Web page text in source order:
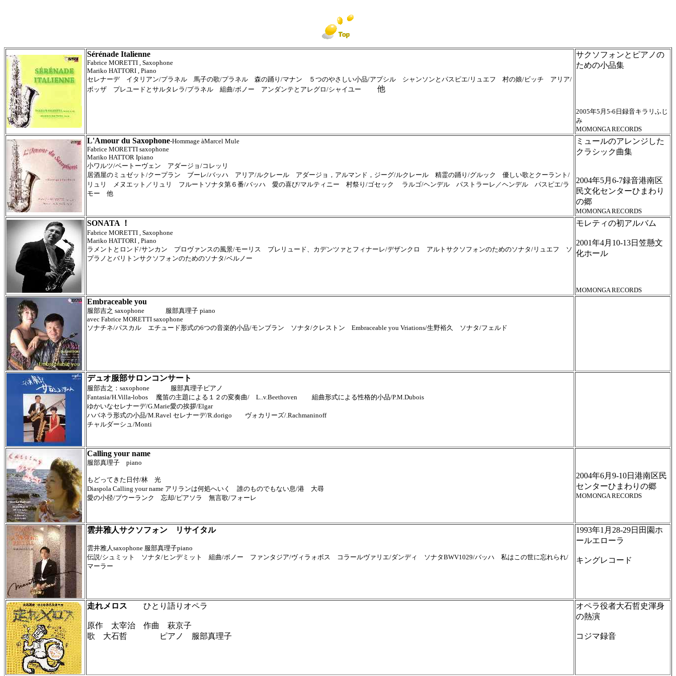
Sérénade Italienne
Fabrice MORETTI , Saxophone
Mariko HATTORI , Piano
セレナーデ イタリアン/プラネル 馬子の歌/プラネル 森の踊り/マナン ５つのやさしい小品/アプシル シャンソンとパスピエ/リュエフ 村の娘/ビッチ アリア/
ボッザ プレユードとサルタレラ/プラネル 組曲/ボノー アンダンテとアレグロ/シャイユー
他
サクソフォンとピアノの
ための小品集
2005年5月5-6日録音キラリふじ
み
MOMONGA RECORDS
L'Amour du Saxophone-Hommage àMarcel Mule
Fabrice MORETTI saxophone
Mariko HATTOR Ipiano
小ワルツ/ベートーヴェン アダージョ/コレッリ
居酒屋のミュゼット/クープラン ブーレ/バッハ アリア/ルクレール アダージョ，アルマンド，ジーグ/ルクレール 精霊の踊り/グルック 優しい歌とクーラント/
リュリ メヌエット／リュリ フルートソナタ第６番/バッハ 愛の喜び/マルティニー 村祭り/ゴセック
ラルゴ/ヘンデル パストラーレ／ヘンデル パスピエ/ラ
モー 他
ミュールのアレンジした
クラシック曲集
2004年5月6-7録音港南区
民文化センターひまわり
の郷
MOMONGA RECORDS
SONATA ！
Fabrice MORETTI , Saxophone
Mariko HATTORI , Piano
ラメントとロンド/サンカン プロヴァンスの風景/モーリス プレリュード、カデンツァとフィナーレ/デザンクロ アルトサクソフォンのためのソナタ/リュエフ ソ
プラノとバリトンサクソフォンのためのソナタ/ベルノー
モレティの初アルバム
2001年4月10-13日笠懸文
化ホール
MOMONGA RECORDS
Embraceable you
服部吉之 saxophone 服部真理子 piano
avec Fabrice MORETTI saxophone
ソナチネ/パスカル エチュード形式の6つの音楽的小品/モンブラン ソナタ/クレストン Embraceable you Vriations/生野裕久 ソナタ/フェルド
デュオ服部サロンコンサート
服部吉之：saxophone 服部真理子ピアノ
Fantasia/H.Villa-lobos 魔笛の主題による１２の変奏曲/ L..v.Beethoven 組曲形式による性格的小品/P.M.Dubois
ゆかいなセレナーデ/G.Marie愛の挨拶/Elgar
ハバネラ形式の小品/M.Ravel セレナーデ/R.dorigo ヴォカリーズ/.Rachmaninoff
チャルダーシュ/Monti
Calling your name
服部真理子 piano
もどってきた日付/林 光
Diaspola Calling your name アリランは何処へいく 誰のものでもない息/港 大尋
愛の小径/プウーランク 忘却/ピアソラ 無言歌/フォーレ
2004年6月9-10日港南区民
センターひまわりの郷
MOMONGA RECORDS
雲井雅人サクソフォン リサイタル
雲井雅人saxophone 服部真理子piano
伝説/シュミット ソナタ/ヒンデミット 組曲/ボノー ファンタジア/ヴィラォボス コラールヴァリエ/ダンディ ソナタBWV1029/バッハ 私はこの世に忘れられ/
マーラー
1993年1月28-29日田園ホ
ールエローラ
キングレコード
走れメロス ひとり語りオペラ
原作 太宰治 作曲 萩京子
歌 大石哲 ピアノ 服部真理子
オペラ役者大石哲史渾身
の熱演
コジマ録音